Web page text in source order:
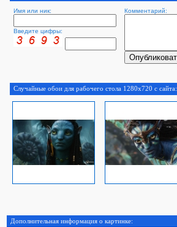
Имя или ник: Комментарий:
Введите цифры:
Случайные обои для рабочего стола 1280x720 с сайта:
Дополнительная информация о картинке: